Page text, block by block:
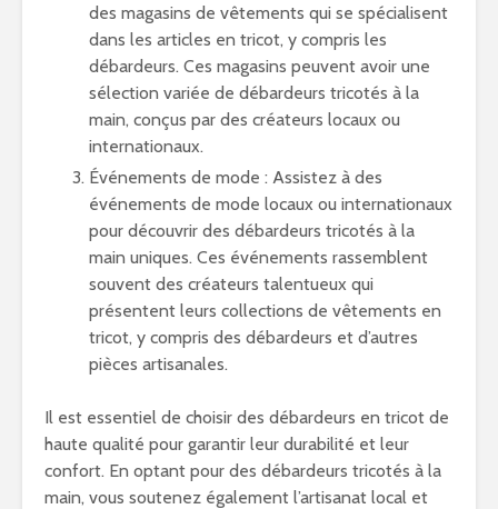
des magasins de vêtements qui se spécialisent
dans les articles en tricot, y compris les
débardeurs. Ces magasins peuvent avoir une
sélection variée de débardeurs tricotés à la
main, conçus par des créateurs locaux ou
internationaux.
Événements de mode : Assistez à des
événements de mode locaux ou internationaux
pour découvrir des débardeurs tricotés à la
main uniques. Ces événements rassemblent
souvent des créateurs talentueux qui
présentent leurs collections de vêtements en
tricot, y compris des débardeurs et d’autres
pièces artisanales.
Il est essentiel de choisir des débardeurs en tricot de
haute qualité pour garantir leur durabilité et leur
confort. En optant pour des débardeurs tricotés à la
main, vous soutenez également l’artisanat local et